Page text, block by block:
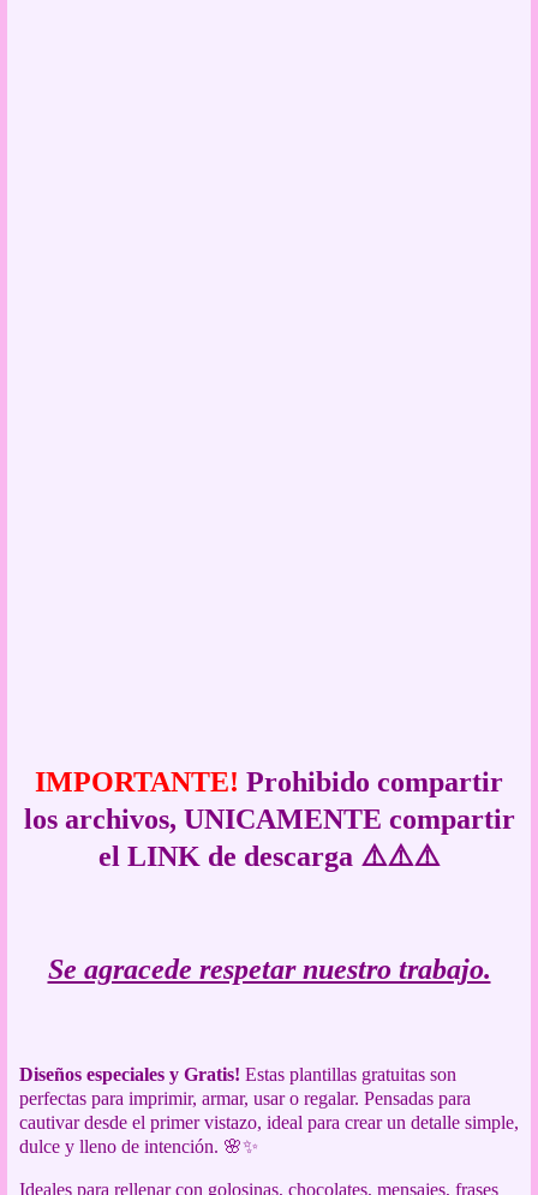
IMPORTANTE! Prohibido compartir
los archivos, UNICAMENTE compartir
el LINK de descarga ⚠️⚠️⚠️
Se agracede respetar nuestro trabajo.
Diseños especiales y Gratis! Estas plantillas gratuitas son
perfectas para imprimir, armar, usar o regalar. Pensadas para
cautivar desde el primer vistazo, ideal para crear un detalle simple,
dulce y lleno de intención. 🌸✨
Ideales para rellenar con golosinas, chocolates, mensajes, frases